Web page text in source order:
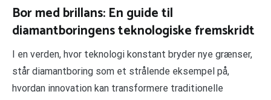
Bor med brillans: En guide til
diamantboringens teknologiske fremskridt
I en verden, hvor teknologi konstant bryder nye grænser,
står diamantboring som et strålende eksempel på,
hvordan innovation kan transformere traditionelle